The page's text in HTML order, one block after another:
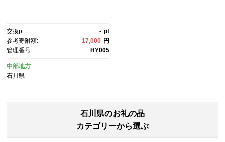
交換pt: - pt
参考寄附額:
17,000 円
管理番号:
HY005
中部地方
石川県
石川県のお礼の品
カテゴリーから選ぶ